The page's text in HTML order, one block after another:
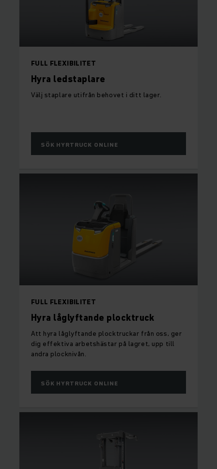
FULL FLEXIBILITET
Hyra ledstaplare
Välj staplare utifrån behovet i ditt lager.
SÖK HYRTRUCK ONLINE
FULL FLEXIBILITET
Hyra låglyftande plocktruck
Att hyra låglyftande plocktruckar från oss, ger
dig effektiva arbetshästar på lagret, upp till
andra plocknivån.
SÖK HYRTRUCK ONLINE